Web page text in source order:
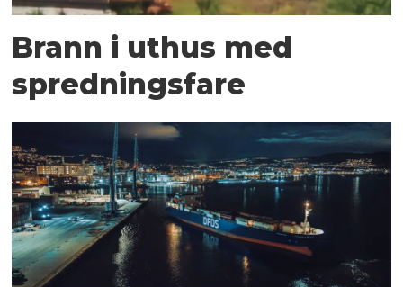
Brann i uthus med
spredningsfare